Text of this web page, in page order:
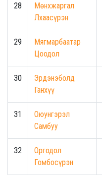
28
Мөнхжаргал
Лхаасүрэн
29
Мягмарбаатар
Цоодол
30
Эрдэнэболд
Ганхүү
31
Оюунгэрэл
Самбуу
32
Оргодол
Гомбосүрэн